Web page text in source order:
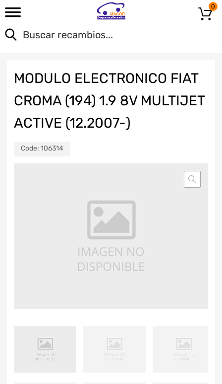
0
MODULO ELECTRONICO FIAT
CROMA (194) 1.9 8V MULTIJET
ACTIVE (12.2007-)
Code: 106314